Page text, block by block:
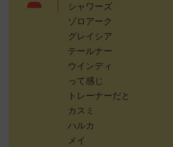
シャワーズ
ゾロアーク
グレイシア
テールナー
ウインディ
って感じ
トレーナーだと
カスミ
ハルカ
メイ